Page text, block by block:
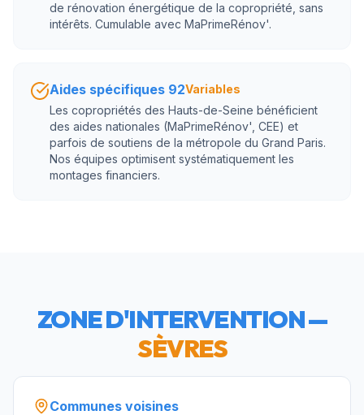
de rénovation énergétique de la copropriété, sans
intérêts. Cumulable avec MaPrimeRénov'.
Aides spécifiques 92Variables
Les copropriétés des Hauts-de-Seine bénéficient
des aides nationales (MaPrimeRénov', CEE) et
parfois de soutiens de la métropole du Grand Paris.
Nos équipes optimisent systématiquement les
montages financiers.
ZONE D'INTERVENTION —
SÈVRES
Communes voisines